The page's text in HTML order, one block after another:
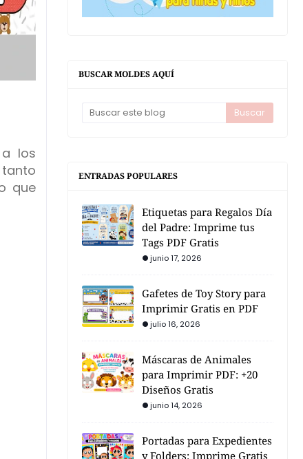
los
que
BUSCAR MOLDES AQUÍ
ENTRADAS POPULARES
Etiquetas para Regalos Día
del Padre: Imprime tus
Tags PDF Gratis
junio 17, 2026
Gafetes de Toy Story para
Imprimir Gratis en PDF
julio 16, 2026
Máscaras de Animales
para Imprimir PDF: +20
Diseños Gratis
junio 14, 2026
Portadas para Expedientes
y Folders: Imprime Gratis